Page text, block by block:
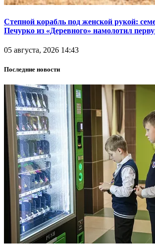
Степной корабль под женской рукой:
Печурко из «Деревного» намолотил
05 августа, 2026 14:43
Последние новости